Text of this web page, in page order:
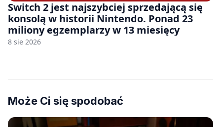
Switch 2 jest najszybciej sprzedającą się
konsolą w historii Nintendo. Ponad 23
miliony egzemplarzy w 13 miesięcy
8 sie 2026
Może Ci się spodobać